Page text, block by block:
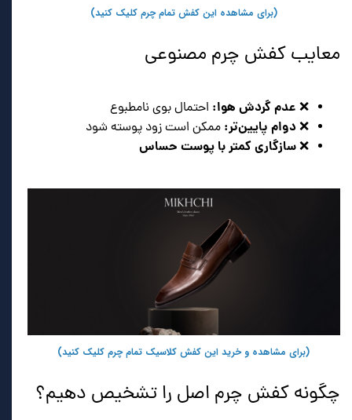
(برای مشاهده این کفش تمام چرم کلیک کنید)
معایب کفش چرم مصنوعی
❌ عدم گردش هوا: احتمال بوی نامطبوع
❌ دوام پایین‌تر: ممکن است زود پوسته شود
❌سازگاری کمتر با پوست حساس
(برای مشاهده و خرید این کفش کلاسیک تمام چرم کلیک کنید)
چگونه کفش چرم اصل را تشخیص دهیم؟